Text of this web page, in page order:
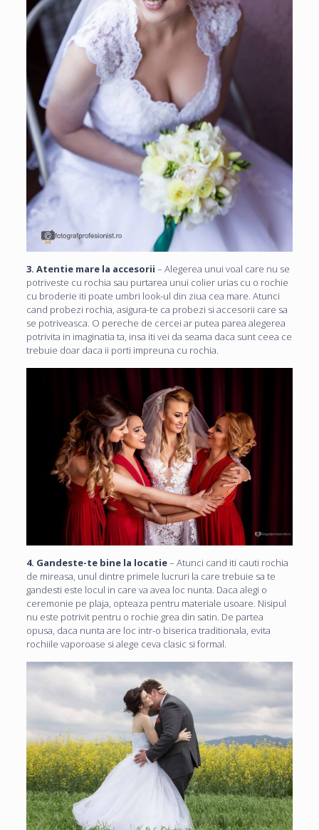
3. Atentie mare la accesorii – Alegerea unui voal care nu se
potriveste cu rochia sau purtarea unui colier urias cu o rochie
cu broderie iti poate umbri look-ul din ziua cea mare. Atunci
cand probezi rochia, asigura-te ca probezi si accesorii care sa
se potriveasca. O pereche de cercei ar putea parea alegerea
potrivita in imaginatia ta, insa iti vei da seama daca sunt ceea ce
trebuie doar daca ii porti impreuna cu rochia.
4. Gandeste-te bine la locatie– Atunci cand iti cauti rochia
de mireasa, unul dintre primele lucruri la care trebuie sa te
gandesti este locul in care va avea loc nunta. Daca alegi o
ceremonie pe plaja, opteaza pentru materiale usoare. Nisipul
nu este potrivit pentru o rochie grea din satin. De partea
opusa, daca nunta are loc intr-o biserica traditionala, evita
rochiile vaporoase si alege ceva clasic si formal.